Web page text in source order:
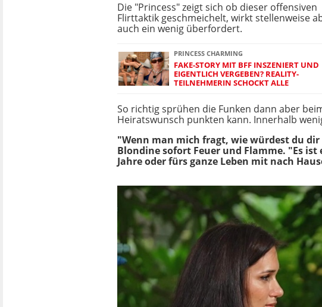
Die "Princess" zeigt sich ob dieser offensiven
Flirttaktik geschmeichelt, wirkt stellenweise
auch ein wenig überfordert.
PRINCESS CHARMING
FAKE-STORY MIT BFF INSZENIERT UND
EIGENTLICH VERGEBEN? REALITY-
TEILNEHMERIN SCHOCKT ALLE
So richtig sprühen die Funken dann aber
Heiratswunsch punkten kann. Innerhalb
"Wenn man mich fragt, wie würdest du
Blondine sofort Feuer und Flamme. "Es
Jahre oder fürs ganze Leben mit nach